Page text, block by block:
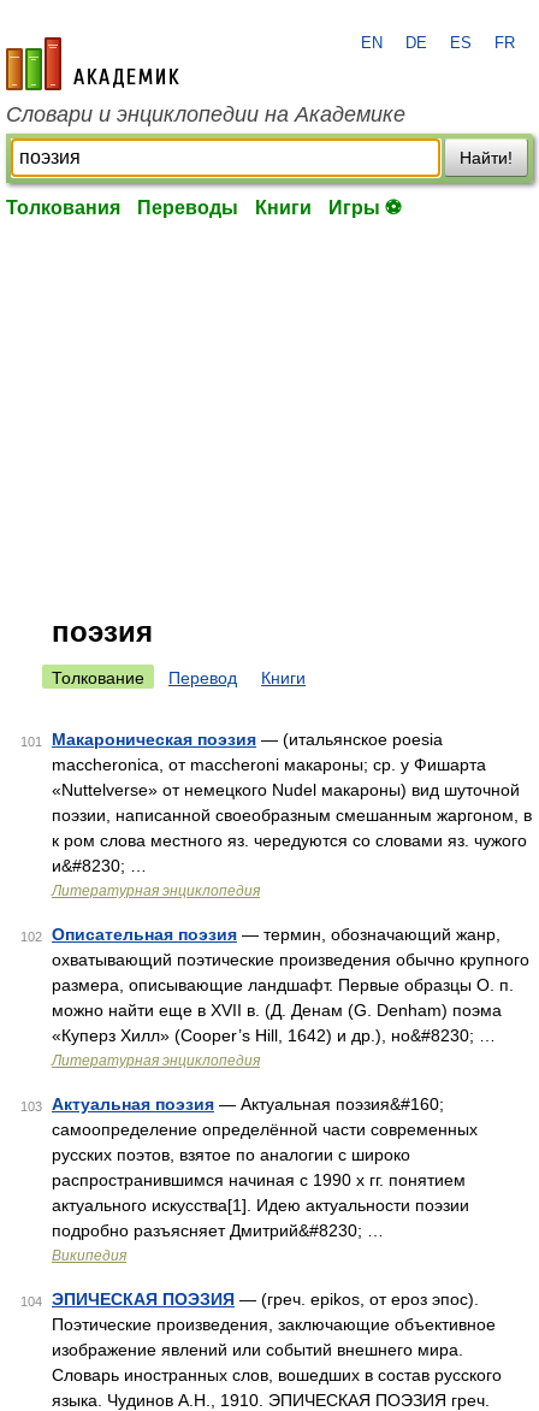
academic.ru
EN DE ES FR
Словари и энциклопедии на Академике
Найти!
Толкования Переводы Книги Игры ⚽
поэзия
Толкование Перевод Книги
101 Макароническая поэзия — (итальянское poesia
maccheronica, от maccheroni макароны; ср. у Фишарта
«Nuttelverse» от немецкого Nudel макароны) вид шуточной
поэзии, написанной своеобразным смешанным жаргоном, в
к ром слова местного яз. чередуются со словами яз. чужого
и&#8230; …
Литературная энциклопедия
102 Описательная поэзия — термин, обозначающий жанр,
охватывающий поэтические произведения обычно крупного
размера, описывающие ландшафт. Первые образцы О. п.
можно найти еще в XVII в. (Д. Денам (G. Denham) поэма
«Куперз Хилл» (Cooper’s Hill, 1642) и др.), но&#8230; …
Литературная энциклопедия
103 Актуальная поэзия — Актуальная поэзия&#160;
самоопределение определённой части современных
русских поэтов, взятое по аналогии с широко
распространившимся начиная с 1990 х гг. понятием
актуального искусства[1]. Идею актуальности поэзии
подробно разъясняет Дмитрий&#8230; …
Википедия
104 ЭПИЧЕСКАЯ ПОЭЗИЯ — (греч. epikos, от ероз эпос).
Поэтические произведения, заключающие объективное
изображение явлений или событий внешнего мира.
Словарь иностранных слов, вошедших в состав русского
языка. Чудинов А.Н., 1910. ЭПИЧЕСКАЯ ПОЭЗИЯ греч.